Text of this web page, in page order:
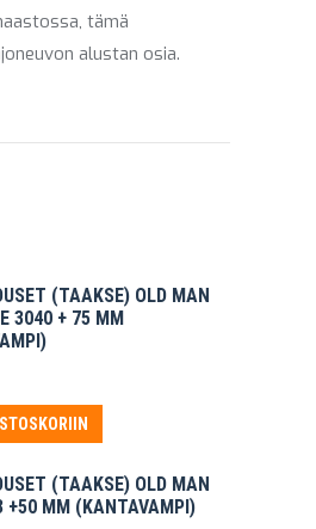
tämä
alustan osia.
(TAAKSE) OLD MAN
3040 + 75 MM
(TAAKSE) OLD MAN
+50 MM (KANTAVAMPI)